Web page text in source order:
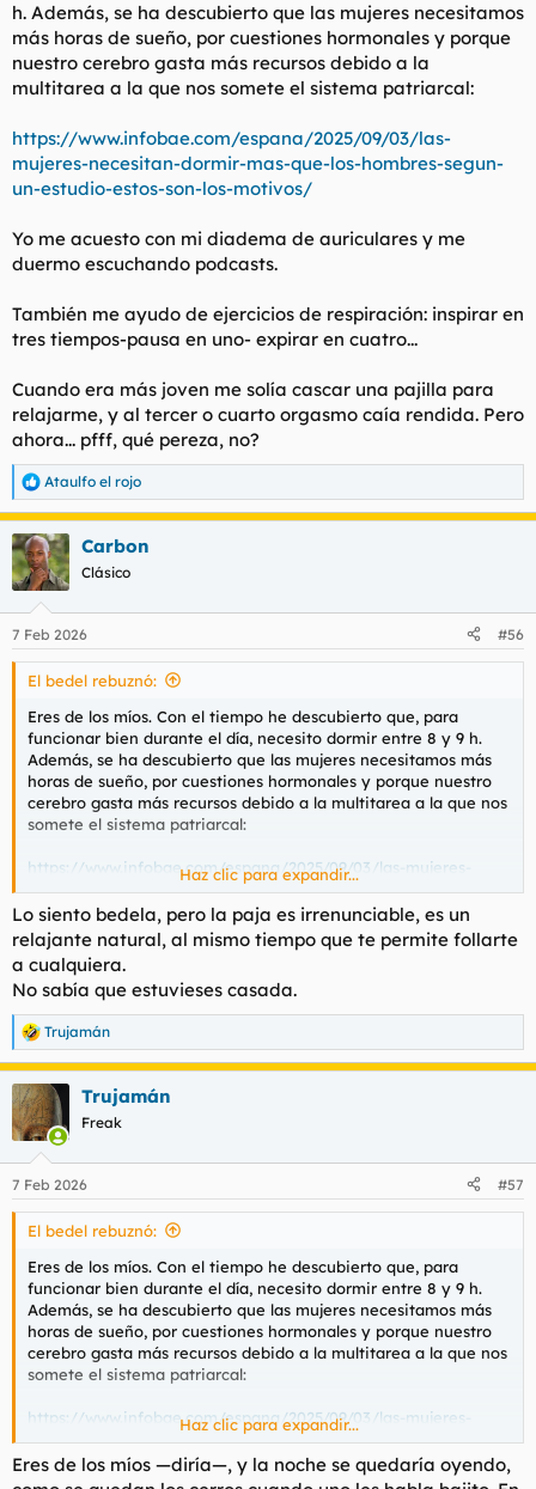
h. Además, se ha descubierto que las mujeres necesitamos
más horas de sueño, por cuestiones hormonales y porque
nuestro cerebro gasta más recursos debido a la
multitarea a la que nos somete el sistema patriarcal:
https://www.infobae.com/espana/2025/09/03/las-
mujeres-necesitan-dormir-mas-que-los-hombres-segun-
un-estudio-estos-son-los-motivos/
Yo me acuesto con mi diadema de auriculares y me
duermo escuchando podcasts.
También me ayudo de ejercicios de respiración: inspirar en
tres tiempos-pausa en uno- expirar en cuatro...
Cuando era más joven me solía cascar una pajilla para
relajarme, y al tercer o cuarto orgasmo caía rendida. Pero
ahora... pfff, qué pereza, no?
R
e
a
c
c
i
e
s
Ataulfo el rojo
Carbon
Clásico
7 Feb 2026 #56
El bedel rebuznó:
Eres de los míos. Con el tiempo he descubierto que, para
funcionar bien durante el día, necesito dormir entre 8 y 9 h.
Además, se ha descubierto que las mujeres necesitamos más
horas de sueño, por cuestiones hormonales y porque nuestro
cerebro gasta más recursos debido a la multitarea a la que nos
somete el sistema patriarcal:
https://www.infobae.com/espana/2025/09/03/las-mujeres-
necesitan-dormir-mas-que-los-hombres-segun-un-estudio-
estos-son-los-motivos/
Yo me acuesto con mi diadema de auriculares y me duermo
escuchando podcasts.
También me ayudo de ejercicios de respiración: inspirar en tres
tiempos-pausa en uno- expirar en cuatro...
Cuando era más joven me solía cascar una pajilla para
relajarme, y al tercer o cuarto orgasmo caía rendida. Pero
ahora... pfff, qué pereza, no?
Haz clic para expandir...
Lo siento bedela, pero la paja es irrenunciable, es un
relajante natural, al mismo tiempo que te permite follarte
a cualquiera.
No sabía que estuvieses casada.
R
e
a
c
c
i
e
s
Trujamán
Trujamán
Freak
7 Feb 2026 #57
El bedel rebuznó:
Eres de los míos. Con el tiempo he descubierto que, para
funcionar bien durante el día, necesito dormir entre 8 y 9 h.
Además, se ha descubierto que las mujeres necesitamos más
horas de sueño, por cuestiones hormonales y porque nuestro
cerebro gasta más recursos debido a la multitarea a la que nos
somete el sistema patriarcal:
https://www.infobae.com/espana/2025/09/03/las-mujeres-
necesitan-dormir-mas-que-los-hombres-segun-un-estudio-
estos-son-los-motivos/
Haz clic para expandir...
Eres de los míos —diría—, y la noche se quedaría oyendo,